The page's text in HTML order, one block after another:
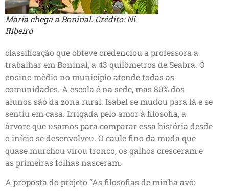
Maria chega a Boninal. Crédito: Ni
Ribeiro
classificação que obteve credenciou a professora a
trabalhar em Boninal, a 43 quilômetros de Seabra. O
ensino médio no município atende todas as
comunidades. A escola é na sede, mas 80% dos
alunos são da zona rural. Isabel se mudou para lá e se
sentiu em casa. Irrigada pelo amor à filosofia, a
árvore que usamos para comparar essa história desde
o início se desenvolveu. O caule fino da muda que
quase murchou virou tronco, os galhos cresceram e
as primeiras folhas nasceram.
A proposta do projeto “As filosofias de minha avó: